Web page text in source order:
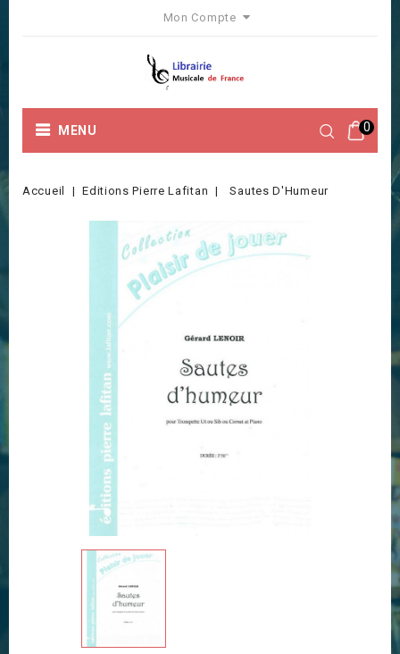
Mon Compte
0
MENU
Accueil Editions Pierre Lafitan Sautes D'Humeur